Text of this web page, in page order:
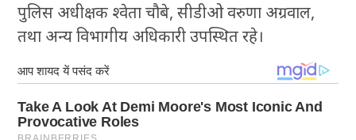
पुलिस अधीक्षक श्वेता चौबे, सीडीओ वरुणा अग्रवाल,
तथा अन्य विभागीय अधिकारी उपस्थित रहे।